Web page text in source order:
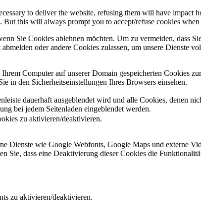
to deliver the website, refusing them will have
this will always prompt you to accept/refuse cookies
Sie Cookies ablehnen möchten. Um zu vermeiden, dass
oder andere Cookies zulassen, um unsere Dienste
Computer auf unserer Domain gespeicherten Cookies
in den Sicherheitseinstellungen Ihres Browsers einsehen.
dauerhaft ausgeblendet wird und alle Cookies, denen
bei jedem Seitenladen eingeblendet werden.
zu aktivieren/deaktivieren.
Dienste wie Google Webfonts, Google Maps und externe
Sie, dass eine Deaktivierung dieser Cookies die
zu aktivieren/deaktivieren.